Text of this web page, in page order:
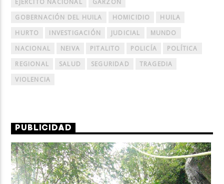
EJERCITO NACIONAL
GARZÓN
GOBERNACIÓN DEL HUILA
HOMICIDIO
HUILA
HURTO
INVESTIGACIÓN JUDICIAL
MUNDO
NACIONAL
NEIVA PITALITO POLICÍA
POLÍTICA
REGIONAL
SALUD SEGURIDAD
TRAGEDIA
VIOLENCIA
PUBLICIDAD